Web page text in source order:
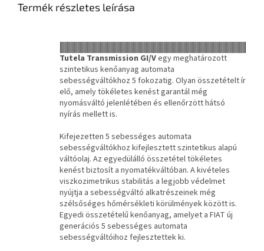
Termék részletes leírása
Tutela Transmission GI/Vegy meghatározott
szintetikus kenőanyag automata
sebességváltókhoz 5 fokozatig. Olyan összetételt ír
elő, amely tökéletes kenést garantál még
nyomásváltó jelenlétében és ellenőrzött hátsó
nyírás mellett is.
Kifejezetten 5 sebességes automata
sebességváltókhoz kifejlesztett szintetikus alapú
váltóolaj. Az egyedülálló összetétel tökéletes
kenést biztosít a nyomatékváltóban. A kivételes
viszkozimetrikus stabilitás a legjobb védelmet
nyújtja a sebességváltó alkatrészeinek még
szélsőséges hőmérsékleti körülmények között is.
Egyedi összetételű kenőanyag, amelyet a FIAT új
generációs 5 sebességes automata
sebességváltóihoz fejlesztettek ki.